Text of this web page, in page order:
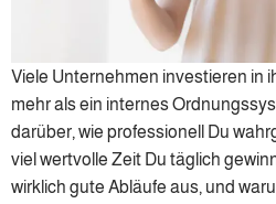
Viele Unternehmen investieren in
mehr als ein internes
darüber, wie professionell Du
viel wertvolle Zeit Du täglich
wirklich gute Abläufe aus, und